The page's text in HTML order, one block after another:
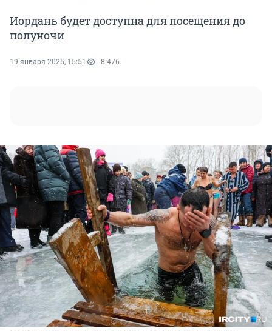
Иордань будет доступна для посещения до
полуночи
19 января 2025, 15:51 8 476